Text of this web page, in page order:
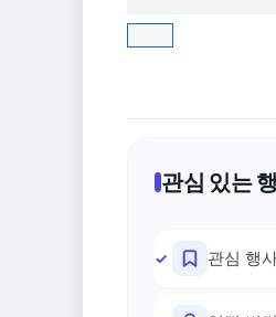
관심 있는
관심 행